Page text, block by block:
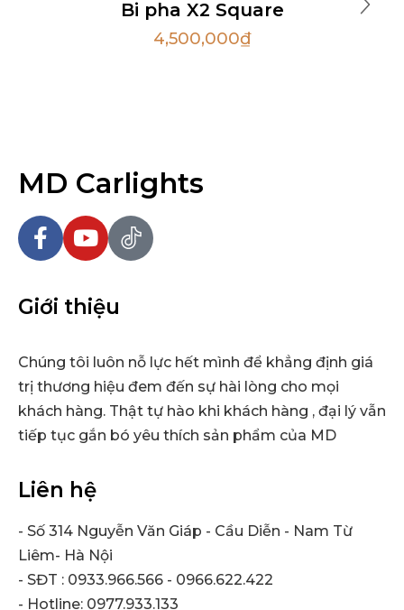
Bi pha X2 Square
4,500,000₫
MD Carlights
Giới thiệu
Chúng tôi luôn nỗ lực hết mình để khẳng định giá
trị thương hiệu đem đến sự hài lòng cho mọi
khách hàng. Thật tự hào khi khách hàng , đại lý vẫn
tiếp tục gắn bó yêu thích sản phẩm của MD
Liên hệ
- Số 314 Nguyễn Văn Giáp - Cầu Diễn - Nam Từ
Liêm- Hà Nội
- SĐT : 0933.966.566 - 0966.622.422
- Hotline: 0977.933.133